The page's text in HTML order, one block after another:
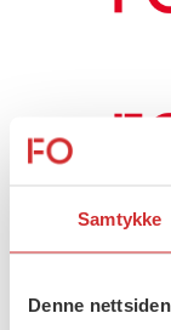
Samtykke
Denne